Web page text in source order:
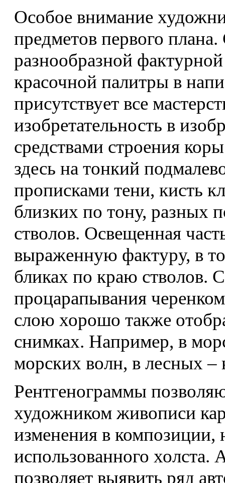
Особое внимание
предметов первого
разнообразной
красочной палитры в
присутствует все
изобретательность в
средствами строения
здесь на тонкий
прописками тени, кисть
близких по тону, разных
стволов. Освещенная
выраженную фактуру, в
бликах по краю стволов.
процарапывания
слою хорошо также
снимках. Например, в
морских волн, в лесных –
Рентгенограммы
художником живописи
изменения в композиции,
использованного холста.
позволяет выявить ряд